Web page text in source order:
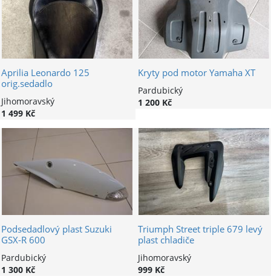
Aprilia Leonardo 125
orig.sedadlo
Jihomoravský
1 499 Kč
Kryty pod motor Yamaha XT
Pardubický
1 200 Kč
Podsedadlový plast Suzuki
GSX-R 600
Pardubický
1 300 Kč
Triumph Street triple 679 levý
plast chladiče
Jihomoravský
999 Kč